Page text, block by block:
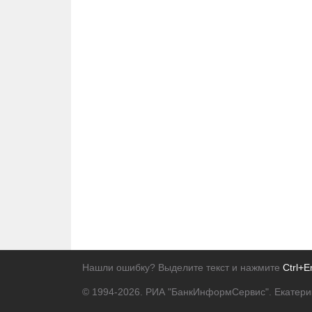
Нашли ошибку? Выделите текст и нажмите
© 1994-2026. РИА "БанкИнформСервис".